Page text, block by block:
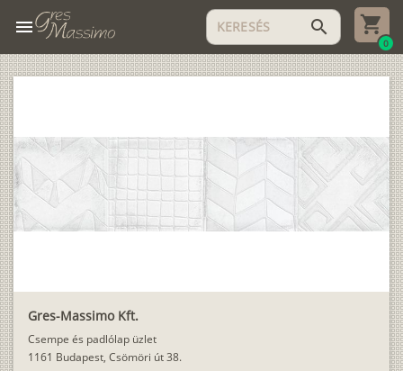
menu search
0
Gres-Massimo Kft.
Csempe és padlólap üzlet
1161 Budapest, Csömöri út 38.